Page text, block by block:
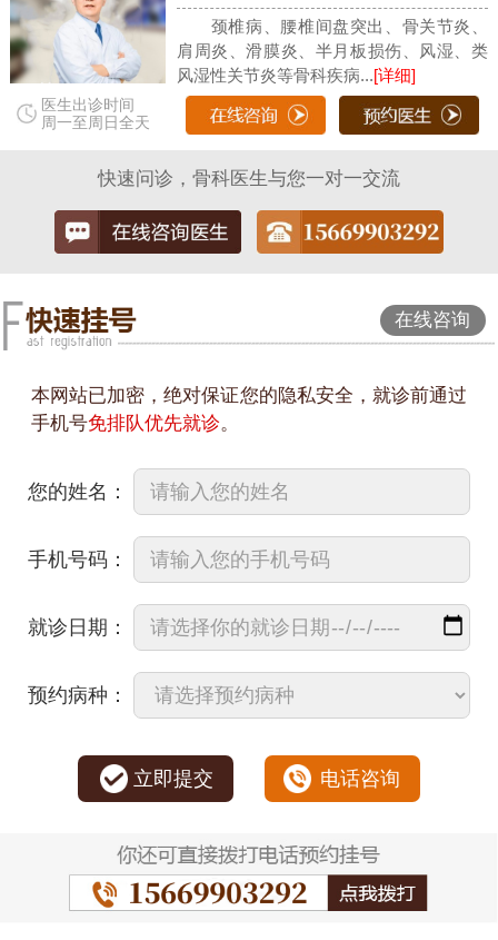
医生出诊时间
周一至周日全天
颈椎病、腰椎间盘突出、骨关节炎、
肩周炎、滑膜炎、半月板损伤、风湿、类
风湿性关节炎等骨科疾病...[详细]
快速问诊，骨科医生与您一对一交流
在线咨询
本网站已加密，绝对保证您的隐私安全，就诊前通过
手机号免排队优先就诊。
您的姓名：
手机号码：
就诊日期：
预约病种：
立即提交 电话咨询